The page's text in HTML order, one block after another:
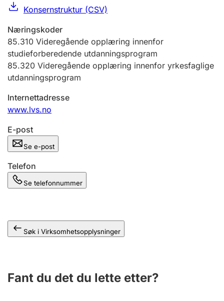
Andre tema
Konsernstruktur (CSV)
Næringskoder
85.310 Videregående opplæring innenfor
studieforberedende utdanningsprogram
85.320 Videregående opplæring innenfor yrkesfaglige
utdanningsprogram
Internettadresse
www.lvs.no
E-post
Se e-post
Telefon
Se telefonnummer
Søk i Virksomhetsopplysninger
Fant du det du lette etter?